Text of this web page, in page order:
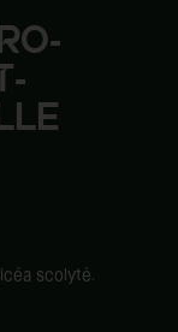
scolyté.